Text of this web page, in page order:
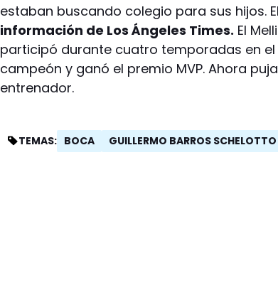
estaban buscando colegio para sus hijos.
información de Los Ángeles Times. El
participó durante cuatro temporadas en
campeón y ganó el premio MVP. Ahora
entrenador.
TEMAS: BOCA GUILLERMO BARROS SCHELOTTO